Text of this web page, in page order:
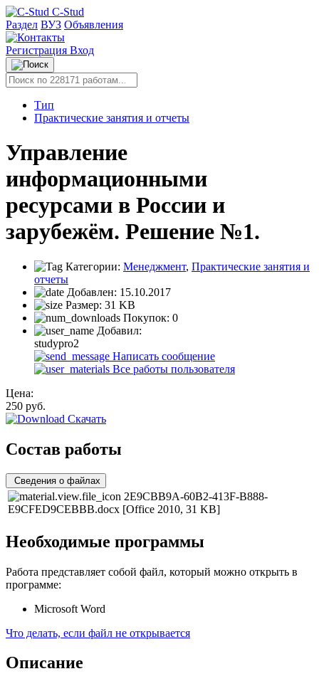
C-Stud
Раздел ВУЗ Объявления
Регистрация Вход
Тип
Практические занятия и отчеты
Управление
информационными
ресурсами в России и
зарубежём. Решение №1.
Категории: Менеджмент, Практические занятия и
отчеты
Добавлен: 15.10.2017
Размер: 31 KB
Покупок: 0
Добавил:
studypro2
Написать сообщение
Все работы пользователя
Цена:
250 руб.
Скачать
Состав работы
Сведения о файлах
2E9CBB9A-60B2-413F-B888-
E9CFED9CEBBB.docx [Office 2010, 31 KB]
Необходимые программы
Работа представляет собой файл, который можно открыть в
программе:
Microsoft Word
Что делать, если файл не открывается
Описание